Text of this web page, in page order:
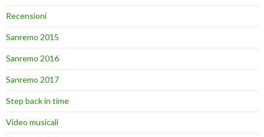
Recensioni
Sanremo 2015
Sanremo 2016
Sanremo 2017
Step back in time
Video musicali